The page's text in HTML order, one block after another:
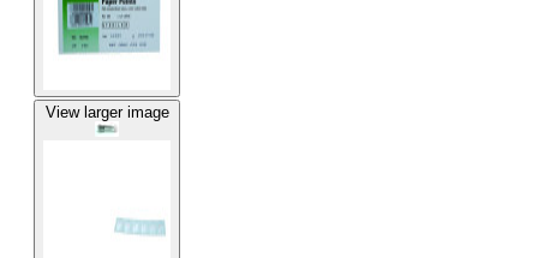
View larger image